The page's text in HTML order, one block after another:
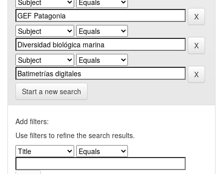
Start a new search
Add filters:
Use filters to refine the search results.